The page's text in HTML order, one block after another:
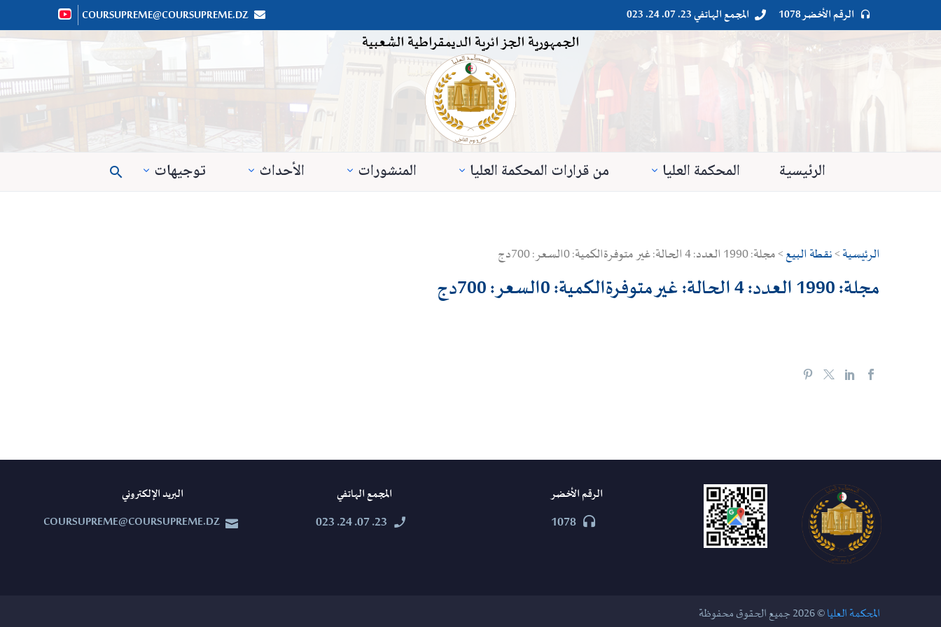

 الرقم الأخضر 1078 
 المجمع الهاتفي 23. 07. 24. 023 

COURSUPREME@COURSUPREME.DZ
الجمهورية الجزائرية الديمقراطية الشعبية
الرئيسية المحكمة العليا من قرارات المحكمة العليا المنشورات الأحداث توجيهات 
الرئيسية>نقطة البيع> مجلة: 1990 العدد: 4 الحالة: غير متوفرةالكمية: 0السعر: 700دج
مجلة: 1990 العدد: 4 الحالة: غير متوفرةالكمية: 0السعر: 700دج
البريد الإلكتروني


COURSUPREME@COURSUPREME.DZ
المجمع الهاتفي


23. 07. 24. 023
الرقم الأخضر


1078
المحكمة العليا© 2026 جميع الحقوق محفوظة